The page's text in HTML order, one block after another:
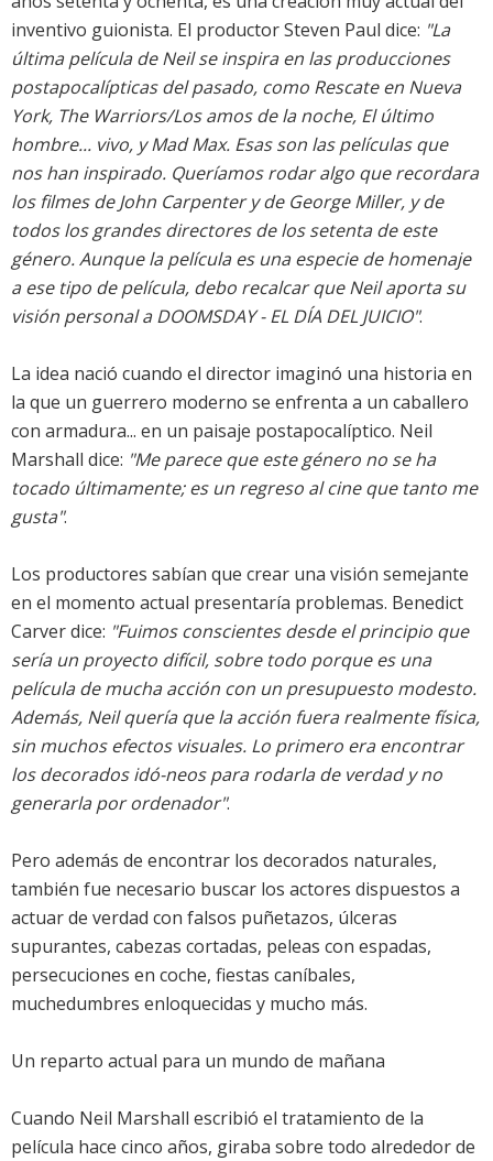
inventivo guionista. El productor Steven Paul dice: "La
última película de Neil se inspira en las producciones
postapocalípticas del pasado, como Rescate en Nueva
York, The Warriors/Los amos de la noche, El último
hombre... vivo, y Mad Max. Esas son las películas que
nos han inspirado. Queríamos rodar algo que recordara
los filmes de John Carpenter y de George Miller, y de
todos los grandes directores de los setenta de este
género. Aunque la película es una especie de homenaje
a ese tipo de película, debo recalcar que Neil aporta su
visión personal a DOOMSDAY - EL DÍA DEL JUICIO".
La idea nació cuando el director imaginó una historia en
la que un guerrero moderno se enfrenta a un caballero
con armadura... en un paisaje postapocalíptico. Neil
Marshall dice: "Me parece que este género no se ha
tocado últimamente; es un regreso al cine que tanto me
gusta".
Los productores sabían que crear una visión semejante
en el momento actual presentaría problemas. Benedict
Carver dice: "Fuimos conscientes desde el principio que
sería un proyecto difícil, sobre todo porque es una
película de mucha acción con un presupuesto modesto.
Además, Neil quería que la acción fuera realmente física,
sin muchos efectos visuales. Lo primero era encontrar
los decorados idó-neos para rodarla de verdad y no
generarla por ordenador".
Pero además de encontrar los decorados naturales,
también fue necesario buscar los actores dispuestos a
actuar de verdad con falsos puñetazos, úlceras
supurantes, cabezas cortadas, peleas con espadas,
persecuciones en coche, fiestas caníbales,
muchedumbres enloquecidas y mucho más.
Un reparto actual para un mundo de mañana
Cuando Neil Marshall escribió el tratamiento de la
película hace cinco años, giraba sobre todo alrededor de